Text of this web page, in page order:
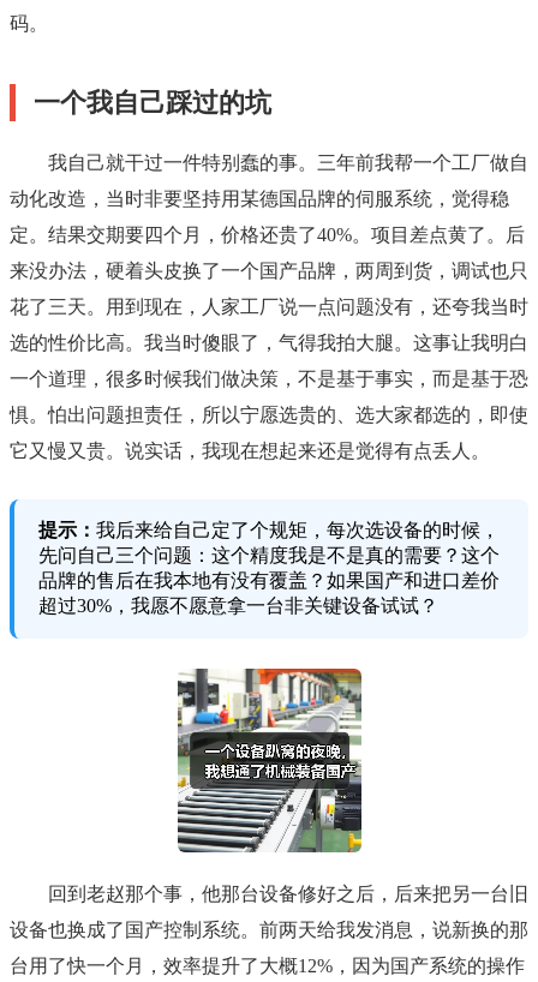
码。
一个我自己踩过的坑
我自己就干过一件特别蠢的事。三年前我帮一个工厂做自
动化改造，当时非要坚持用某德国品牌的伺服系统，觉得稳
定。结果交期要四个月，价格还贵了40%。项目差点黄了。后
来没办法，硬着头皮换了一个国产品牌，两周到货，调试也只
花了三天。用到现在，人家工厂说一点问题没有，还夸我当时
选的性价比高。我当时傻眼了，气得我拍大腿。这事让我明白
一个道理，很多时候我们做决策，不是基于事实，而是基于恐
惧。怕出问题担责任，所以宁愿选贵的、选大家都选的，即使
它又慢又贵。说实话，我现在想起来还是觉得有点丢人。
提示： 我后来给自己定了个规矩，每次选设备的时候，
先问自己三个问题：这个精度我是不是真的需要？这个
品牌的售后在我本地有没有覆盖？如果国产和进口差价
超过30%，我愿不愿意拿一台非关键设备试试？
回到老赵那个事，他那台设备修好之后，后来把另一台旧
设备也换成了国产控制系统。前两天给我发消息，说新换的那
台用了快一个月，效率提升了大概12%，因为国产系统的操作